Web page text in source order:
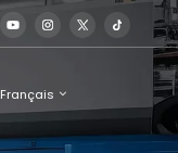
Français